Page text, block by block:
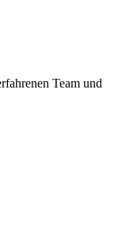
Team und